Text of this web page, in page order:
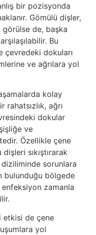
bir pozisyonda
Gömülü dişler,
de, başka
Bu
çevredeki dokuları
ve ağrılara yol
kolay
ağrı
dokular
ve
Özellikle çene
sıkıştırarak
diziliminde sorunlara
bulunduğu bölgede
zamanla
etkisi de çene
yol